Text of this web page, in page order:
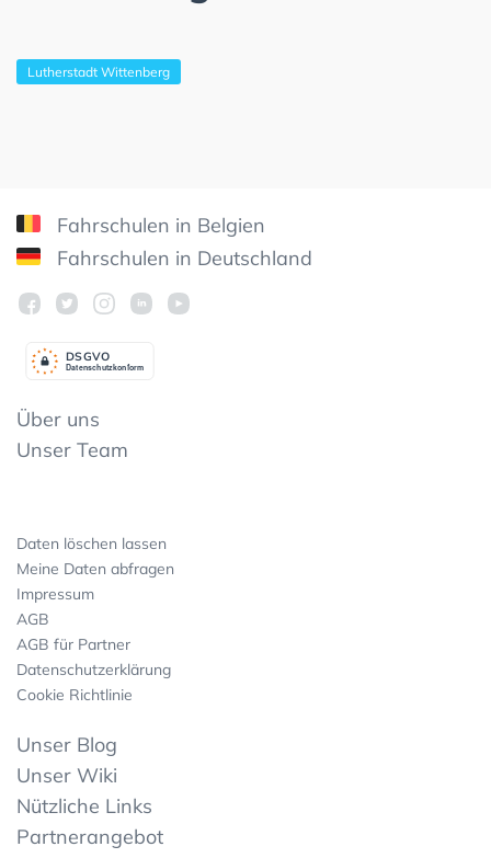
Lutherstadt Wittenberg
Fahrschulen in Belgien
Fahrschulen in Deutschland
Datenschutzkonform
DSGVO
Über uns
Unser Team
Daten löschen lassen
Meine Daten abfragen
Impressum
AGB
AGB für Partner
Datenschutzerklärung
Cookie Richtlinie
Unser Blog
Unser Wiki
Nützliche Links
Partnerangebot